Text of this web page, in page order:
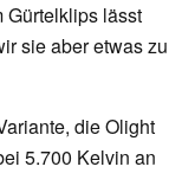
Gürtelklips lässt
sie aber etwas zu
die Olight
5.700 Kelvin an